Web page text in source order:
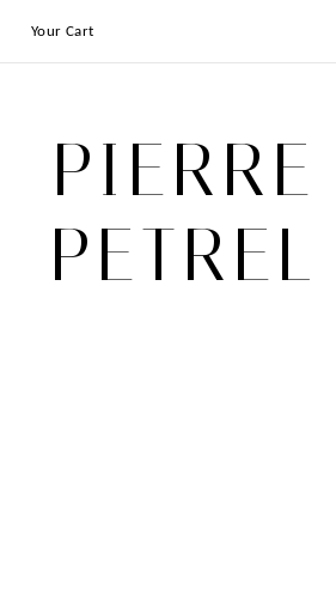
Your Cart
PIERRE
PETREL